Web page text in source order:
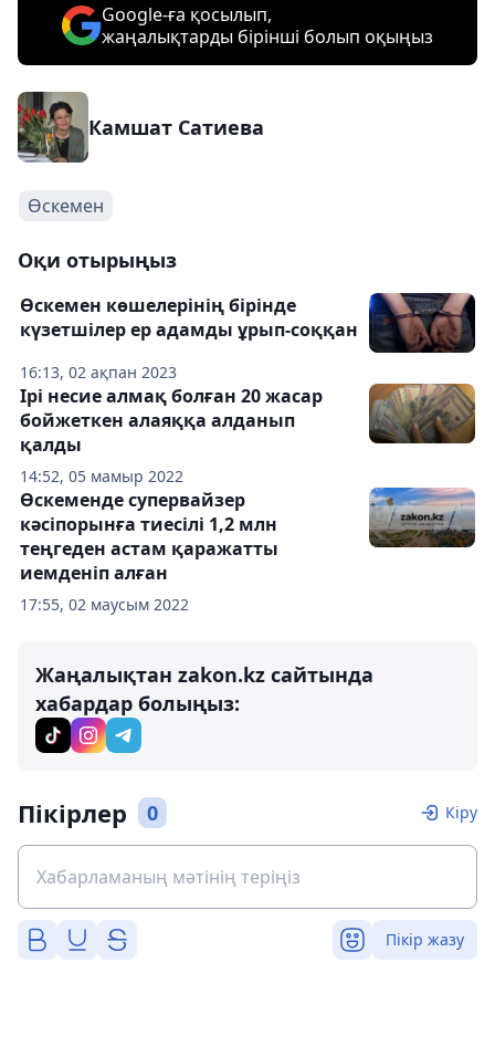
Google-ға қосылып,
жаңалықтарды бірінші болып оқыңыз
Камшат Сатиева
Өскемен
Оқи отырыңыз
16:13, 02 ақпан 2023
Өскемен көшелерінің бірінде
күзетшілер ер адамды ұрып-соққан
14:52, 05 мамыр 2022
Ірі несие алмақ болған 20 жасар
бойжеткен алаяққа алданып
қалды
17:55, 02 маусым 2022
Өскеменде супервайзер
кәсіпорынға тиесілі 1,2 млн
теңгеден астам қаражатты
иемденіп алған
Жаңалықтан zakon.kz сайтында
хабардар болыңыз:
Пікірлер 0 Кіру
Пікір жазу